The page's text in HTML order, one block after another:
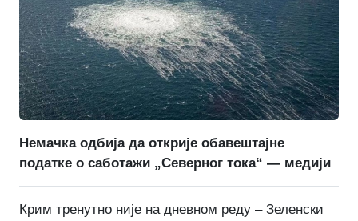
Немачка одбија да открије обавештајне
податке о саботажи „Северног тока“ — медији
Крим тренутно није на дневном реду – Зеленски